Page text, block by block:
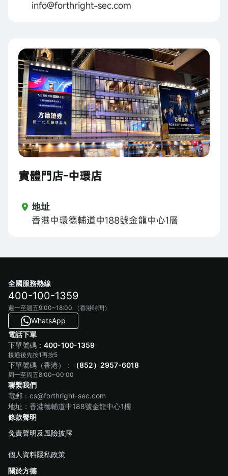
info@forthright-sec.com
實體門店-中環店
地址
香港中環德輔道中188號金龍中心1層
全國服務熱線
400-100-1359
週一至週五9:00~18:00 （香港時間）
WhatsApp
電話下單
下單號碼： 400-100-1359
接通後先按1再按5
下單號碼（香港）： （852）2957-6018
周一至周五8:00~00:00
聯繫我們
電郵：cs@forthright-sec.com
地址：香港德輔道中188號金龍中心1樓
條款聲明
免責聲明及風險披露
個人資料隱私政策
關於方德